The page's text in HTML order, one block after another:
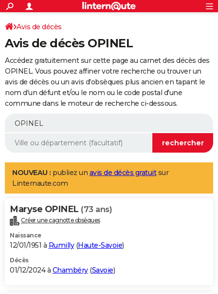
ACTUALITÉS
Politique
Société
Faits Divers
Education
Monde
Villes
+
SPORT
Coupe du monde 2026
Football
Tennis
Cyclisme
Rugby
Forum
Programme TV
TNT
Streaming
Cinéma
Sorties cinéma
Musique
+
FINANCE
Retraite
Epargne
Immobilier
Risques naturels par ville
Banque
Assurance
AUTO
Essais
Réserver un essai
Citadines
Berlines
SUV
Forum auto
+
Mobiles
Meilleur smartphone
Internet
Ordinateurs
Jeux vidéo
Guide high-tech
Aménagement intérieur
LIFESTYLE
Art de vivre
Bien-être
Loisirs
Mode
Modes de vie
Alimentation
Guide de la santé
Maladies
Médicaments
Sommeil
VOYAGE
Destinations
City break
Voyage nature
Voyage de noces
Forum
Climat
+PHOTO
GUIDES D'ACHAT
BONS PLANS
Avis de décès
Avis de décès OPINEL
Accédez gratuitement sur cette page au carnet des décès des
OPINEL. Vous pouvez affiner votre recherche ou trouver un
avis de décès ou un avis d'obsèques plus ancien en tapant le
nom d'un défunt et/ou le nom ou le code postal d'une
commune dans le moteur de recherche ci-dessous.
NOUVEAU : publiez un avis de décès gratuitsur
Linternaute.com
Maryse OPINEL (73 ans)
Créer une cagnotte obsèques
Naissance
12/01/1951 à Rumilly(Haute-Savoie)
Décès
01/12/2024 à Chambéry(Savoie)